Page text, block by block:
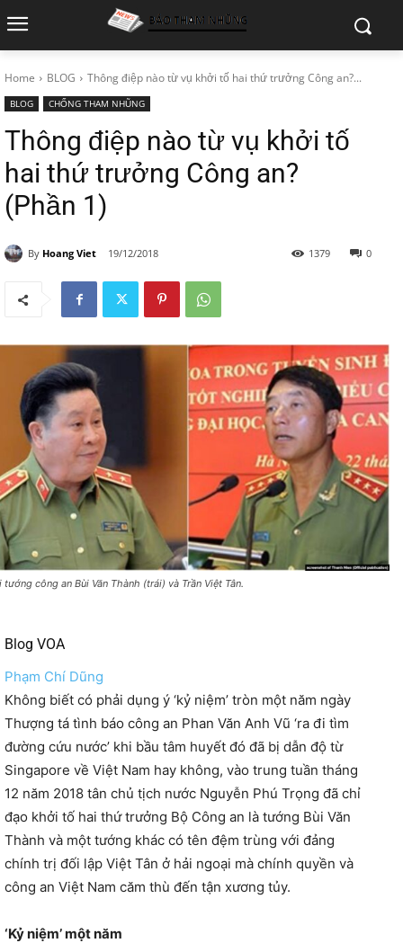
Home BLOG Thông điệp nào từ vụ khởi tố hai thứ trưởng Công an?...
BLOG CHỐNG THAM NHŨNG
Thông điệp nào từ vụ khởi tố
hai thứ trưởng Công an?
(Phần 1)
By Hoang Viet 19/12/2018 0
1379
tướng công an Bùi Văn Thành (trái) và Trần Việt Tân.
Blog VOA
Phạm Chí Dũng
Không biết có phải dụng ý ‘kỷ niệm’ tròn một năm ngày
Thượng tá tình báo công an Phan Văn Anh Vũ ‘ra đi tìm
đường cứu nước’ khi bầu tâm huyết đó đã bị dẫn độ từ
Singapore về Việt Nam hay không, vào trung tuần tháng
12 năm 2018 tân chủ tịch nước Nguyễn Phú Trọng đã chỉ
đạo khởi tố hai thứ trưởng Bộ Công an là tướng Bùi Văn
Thành và một tướng khác có tên đệm trùng với đảng
chính trị đối lập Việt Tân ở hải ngoại mà chính quyền và
công an Việt Nam căm thù đến tận xương tủy.
‘Kỷ niệm’ một năm